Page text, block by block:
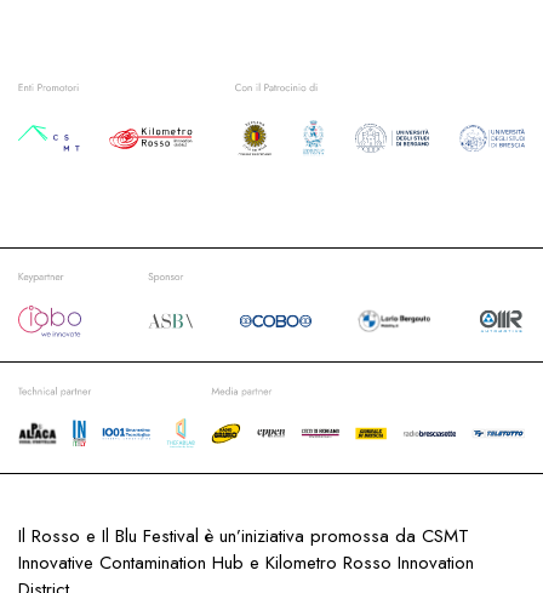
Il Rosso e Il Blu Festival è un’iniziativa promossa da CSMT
Innovative Contamination Hub e Kilometro Rosso Innovation